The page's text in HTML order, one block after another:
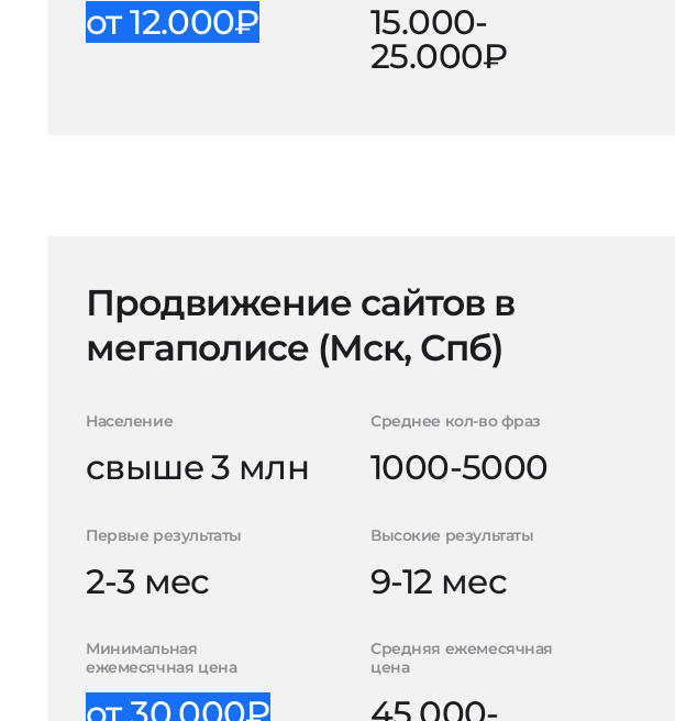
от 12.000₽
15.000-
25.000₽
Продвижение сайтов в
мегаполисе (Мск, Спб)
Население
свыше 3 млн
Среднее кол-во фраз
1000-5000
Первые результаты
2-3 мес
Высокие результаты
9-12 мес
Минимальная
ежемесячная цена
Средняя ежемесячная
цена